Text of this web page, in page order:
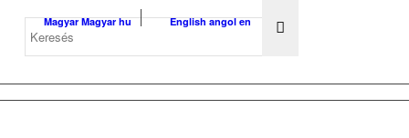
Magyar Magyar hu English angol en